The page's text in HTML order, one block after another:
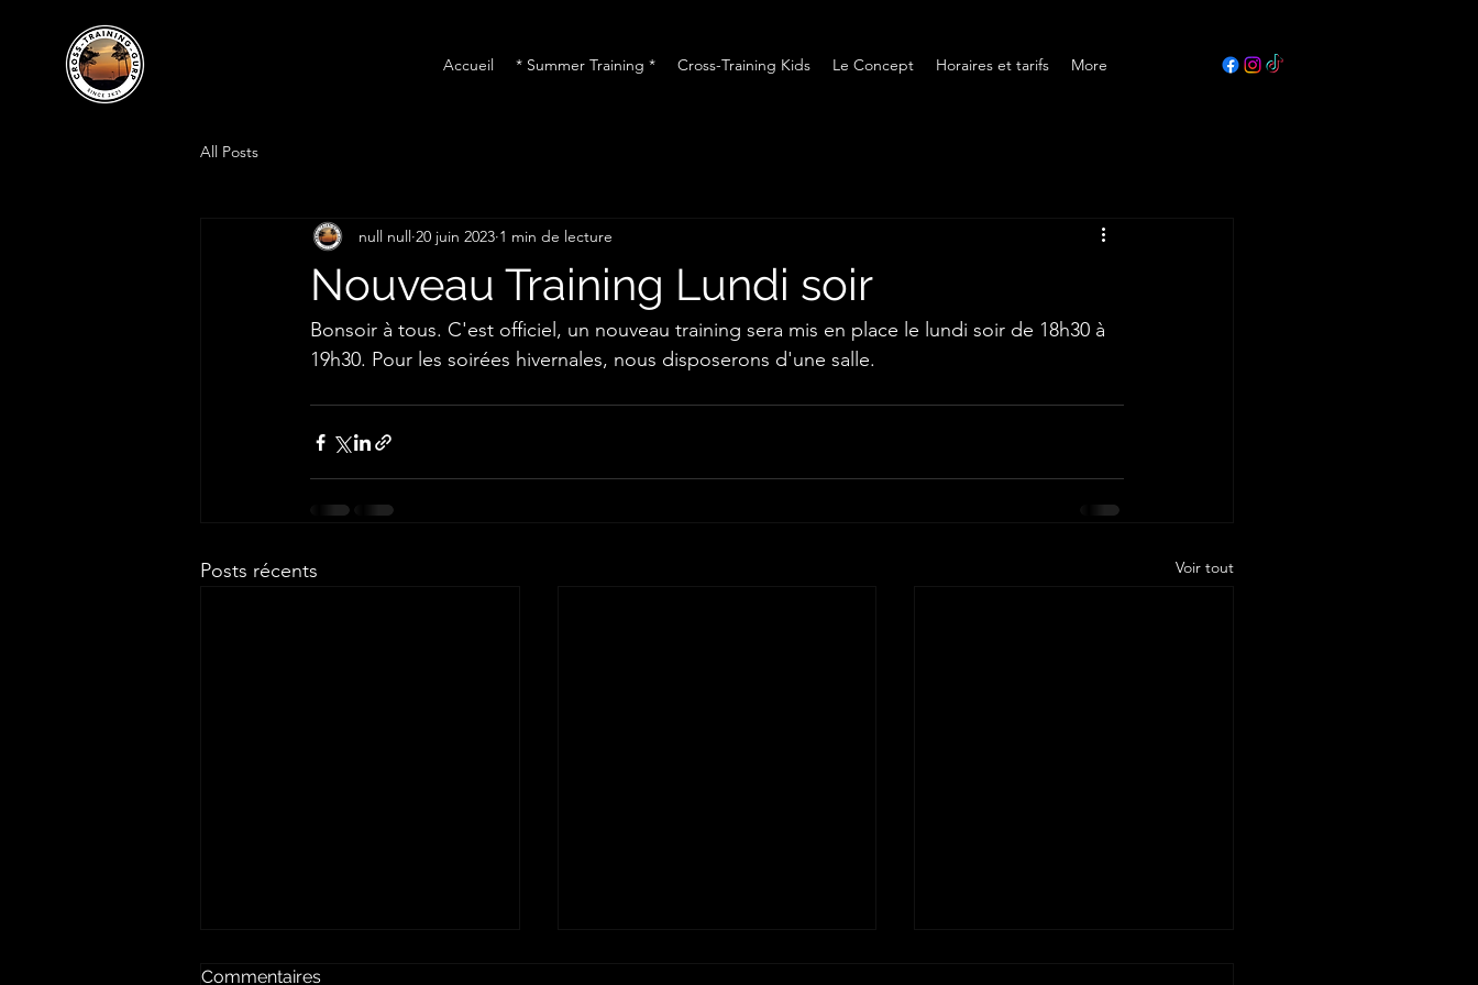
Accueil * Summer Training * Cross-Training Kids Le Concept Horaires et tarifs More
All Posts
Nouveau Training Lundi soir
null null 20 juin 2023 1 min de lecture
Bonsoir à tous. C'est officiel, un nouveau training sera mis en place le lundi soir de 18h30 à
19h30. Pour les soirées hivernales, nous disposerons d'une salle.
Posts récents Voir tout
Commentaires